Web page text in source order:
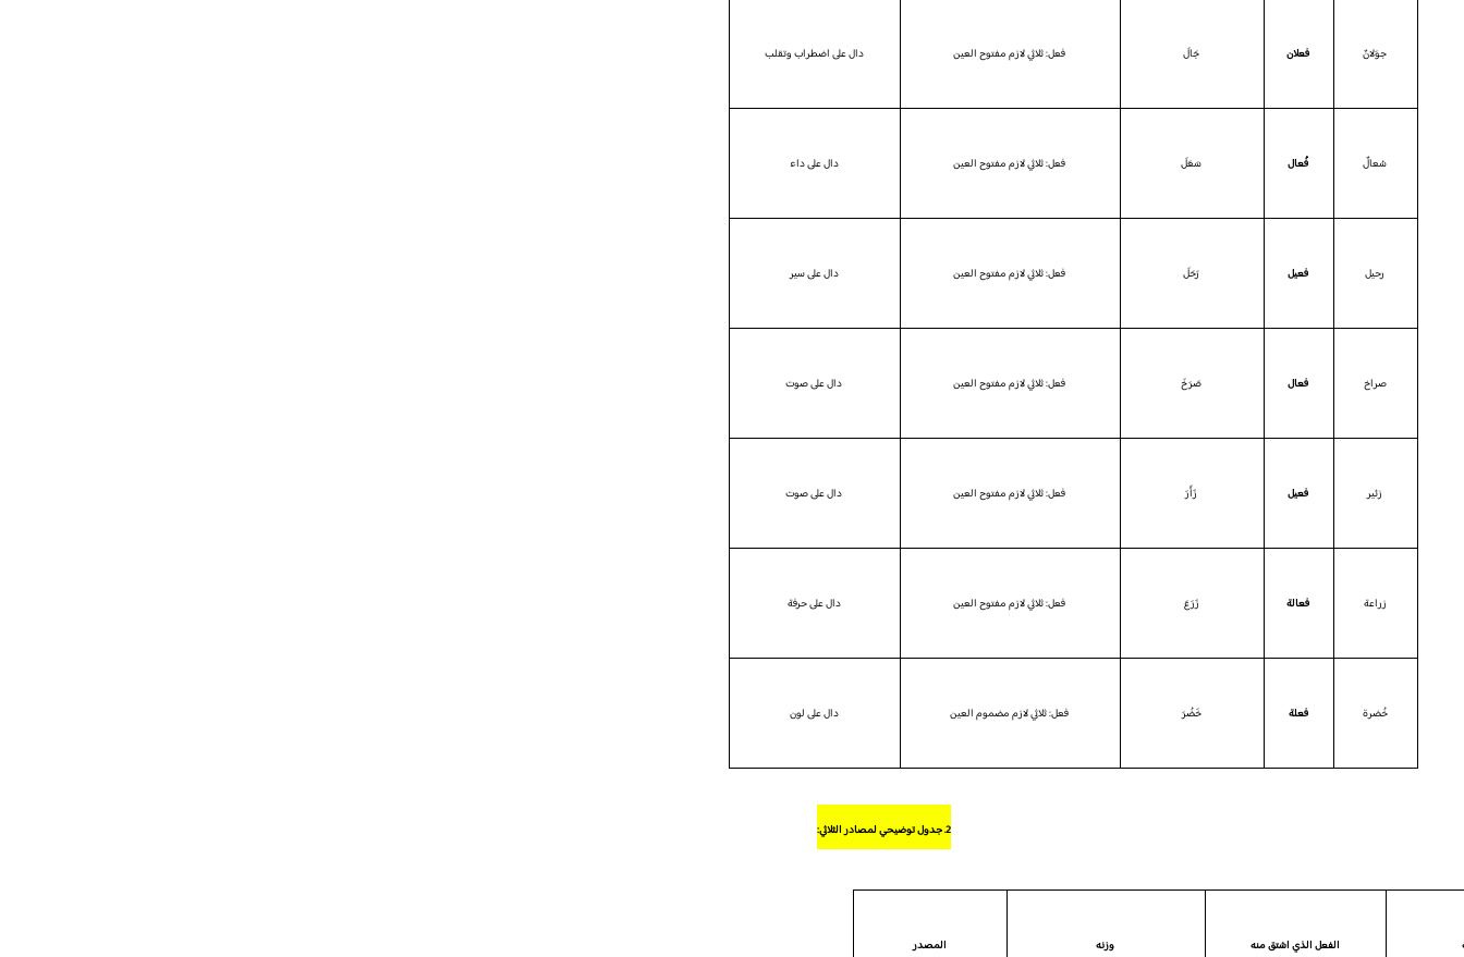
جوَلانٌ فعلان جَالَ فعل: ثلاثي لازم مفتوح العين دال على اضطراب وتقلب
سُعالٌ فُعال سَعَلَ فعل: ثلاثي لازم مفتوح العين دال على داء
رحيل فعيل رَحَلَ فعل: ثلاثي لازم مفتوح العين دال على سير
صراخ فعال صَرَخَ فعل: ثلاثي لازم مفتوح العين دال على صوت
زئير فعيل زَأَرَ فعل: ثلاثي لازم مفتوح العين دال على صوت
زراعة فعالة زَرَعَ فعل: ثلاثي لازم مفتوح العين دال على حرفة
خُضرة فعلة خَضُرَ فعل: ثلاثي لازم مضموم العين دال على لون
2. جدول توضيحي لمصادر الثلاثي:
الفعل الذي اشتق منه وزنه المصدر